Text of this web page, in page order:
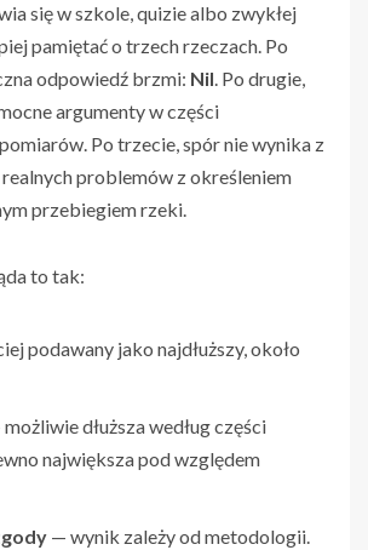
się w szkole, quizie albo zwykłej
pamiętać o trzech rzeczach. Po
odpowiedź brzmi: Nil. Po drugie,
argumenty w części
Po trzecie, spór nie wynika z
problemów z określeniem
przebiegiem rzeki.
to tak:
podawany jako najdłuższy, około
dłuższa według części
największa pod względem
— wynik zależy od metodologii.